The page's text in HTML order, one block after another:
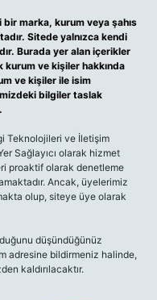
marka, kurum veya şahıs
Sitede yalnızca kendi
Burada yer alan içerikler
ve kişiler hakkında
ve kişiler ile isim
bilgiler taslak
Teknolojileri ve İletişim
Sağlayıcı olarak hizmet
proaktif olarak denetleme
Ancak, üyelerimiz
olup, siteye üye olarak
düşündüğünüz
adresine bildirmeniz halinde,
kaldırılacaktır.